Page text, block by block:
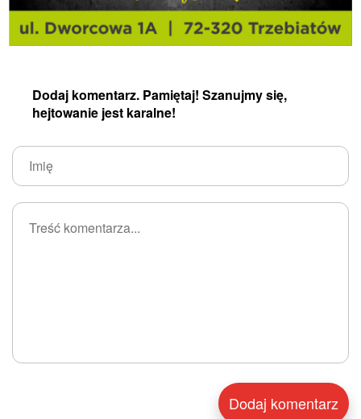
Dodaj komentarz. Pamiętaj! Szanujmy się,
hejtowanie jest karalne!